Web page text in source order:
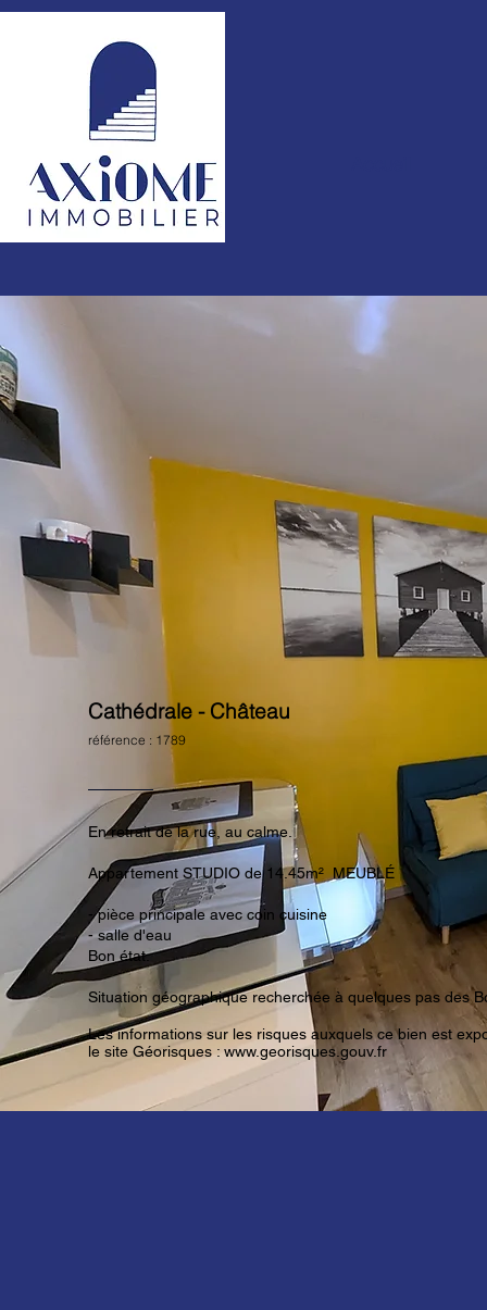
Cathédrale - Château
référence : 1789
En retrait de la rue, au calme.
Appartement STUDIO de 14.45m² MEUBLÉ
- pièce principale avec coin cuisine
- salle d'eau
Bon état.
Situation géographique recherchée à quelques pas des
Les informations sur les risques auxquels ce bien est
le site Géorisques :www.georisques.gouv.fr